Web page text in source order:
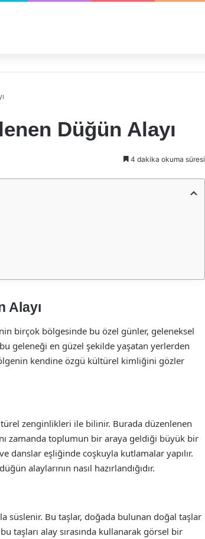
Düğün Alayı
4 dakika okuma süresi
Alayı
birçok bölgesinde bu özel günler, geleneksel
geleneği en güzel şekilde yaşatan yerlerden
kendine özgü kültürel kimliğini gözler
zenginlikleri ile bilinir. Burada düzenlenen
zamanda toplumun bir araya geldiği büyük bir
danslar eşliğinde coşkuyla kutlamalar yapılır.
alaylarının nasıl hazırlandığıdır.
süslenir. Bu taşlar, doğada bulunan doğal taşlar
taşları alay sırasında kullanarak görsel bir